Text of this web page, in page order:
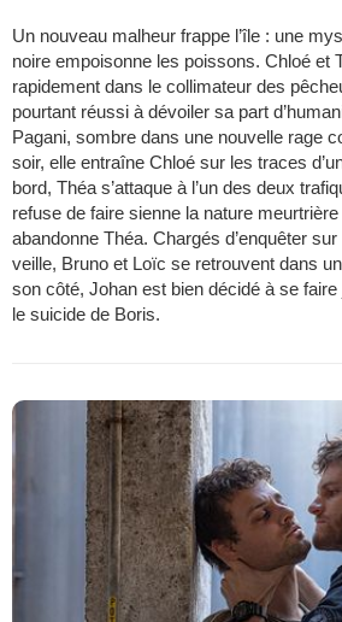
Un nouveau malheur frappe l’île : une
noire empoisonne les poissons. Chloé et
rapidement dans le collimateur des
pourtant réussi à dévoiler sa part
Pagani, sombre dans une nouvelle rage
soir, elle entraîne Chloé sur les traces
bord, Théa s’attaque à l’un des deux
refuse de faire sienne la nature
abandonne Théa. Chargés d’enquêter
veille, Bruno et Loïc se retrouvent dans
son côté, Johan est bien décidé à se
le suicide de Boris.